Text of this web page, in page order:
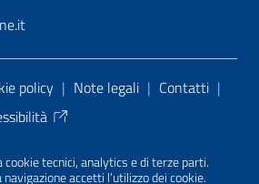
tecnici, analytics e di terze parti.
accetti l’utilizzo dei cookie.
Utili
policy | Note legali | Contatti |
con WordPress da